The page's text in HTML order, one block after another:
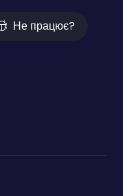
Не працює?